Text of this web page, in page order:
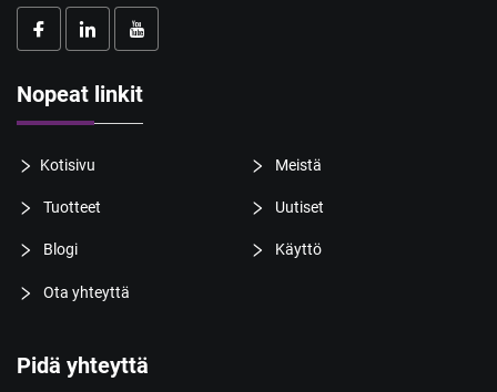
Nopeat linkit
Kotisivu Meistä
Tuotteet Uutiset
Blogi Käyttö
Ota yhteyttä
Pidä yhteyttä